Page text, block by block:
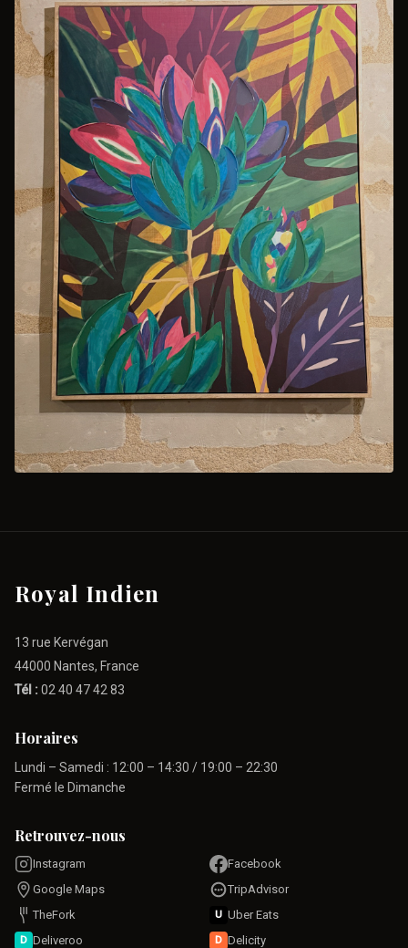
Royal Indien
13 rue Kervégan
44000 Nantes, France
Tél :02 40 47 42 83
Horaires
Lundi – Samedi : 12:00 – 14:30 / 19:00 – 22:30
Fermé le Dimanche
Retrouvez-nous
Instagram
Facebook
Google Maps
TripAdvisor
TheFork
U Uber Eats
D Deliveroo D Delicity